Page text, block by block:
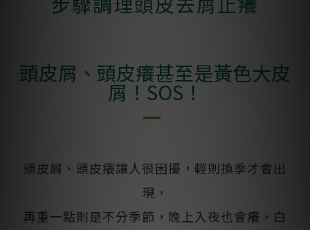
頭皮屑、頭皮癢甚至是黃色大皮
屑！SOS！
頭皮屑、頭皮癢讓人很困擾，輕則換季才會出
現，
再重一點則是不分季節，晚上入夜也會癢，白